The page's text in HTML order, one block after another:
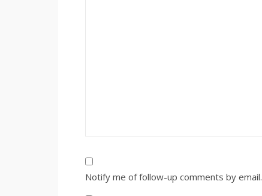
Notify me of follow-up comments by email.